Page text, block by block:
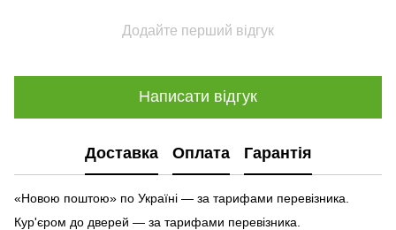
Додайте перший відгук
Написати відгук
Доставка Оплата Гарантія
«Новою поштою» по Україні — за тарифами перевізника.
Кур'єром до дверей — за тарифами перевізника.